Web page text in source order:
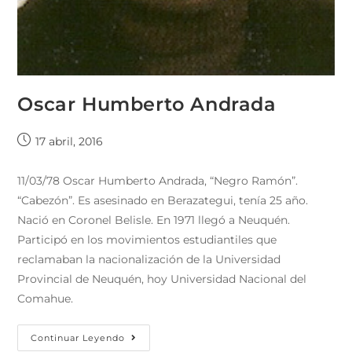
Oscar Humberto Andrada
17 abril, 2016
11/03/78 Oscar Humberto Andrada, “Negro Ramón”.
“Cabezón”. Es asesinado en Berazategui, tenía 25 año.
Nació en Coronel Belisle. En 1971 llegó a Neuquén.
Participó en los movimientos estudiantiles que
reclamaban la nacionalización de la Universidad
Provincial de Neuquén, hoy Universidad Nacional del
Comahue.
Continuar Leyendo